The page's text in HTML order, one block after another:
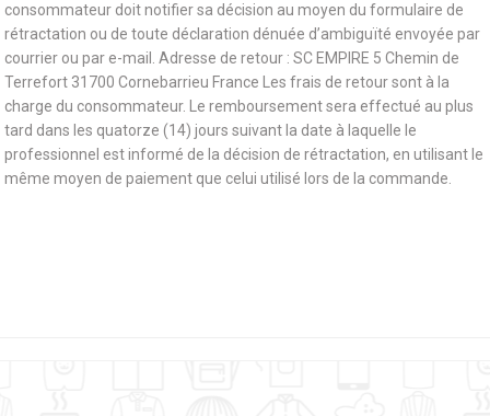
consommateur doit notifier sa décision au moyen du formulaire de
rétractation ou de toute déclaration dénuée d’ambiguïté envoyée par
courrier ou par e-mail. Adresse de retour : SC EMPIRE 5 Chemin de
Terrefort 31700 Cornebarrieu France Les frais de retour sont à la
charge du consommateur. Le remboursement sera effectué au plus
tard dans les quatorze (14) jours suivant la date à laquelle le
professionnel est informé de la décision de rétractation, en utilisant le
même moyen de paiement que celui utilisé lors de la commande.